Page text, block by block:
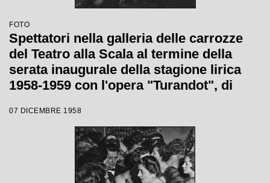
FOTO
Spettatori nella galleria delle carrozze
del Teatro alla Scala al termine della
serata inaugurale della stagione lirica
1958-1959 con l'opera "Turandot", di
Votto con la regia di Margherita
07 DICEMBRE 1958